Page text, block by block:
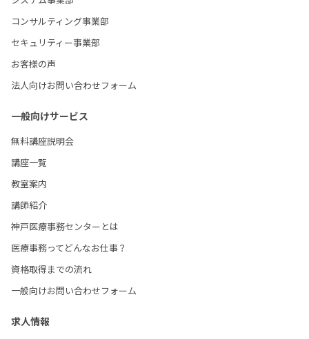
コンサルティング事業部
セキュリティー事業部
お客様の声
法人向けお問い合わせフォーム
一般向けサービス
無料講座説明会
講座一覧
教室案内
講師紹介
神戸医療事務センターとは
医療事務ってどんなお仕事？
資格取得までの流れ
一般向けお問い合わせフォーム
求人情報